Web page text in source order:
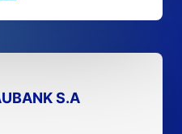
S.A